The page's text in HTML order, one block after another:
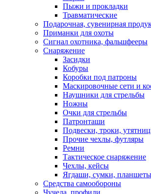
Пыжи и прокладки
Травматические
Подарочная, сувенирная
Приманки для охоты
Сигнал охотника, фальшфееры
Снаряжение
Засидки
Кобуры
Коробки под патроны
Маскировочные сети и
Наушники для стрельбы
Ножны
Очки для стрельбы
Патронташи
Подвески, троки,
Прочие чехлы, футляры
Ремни
Тактическое снаряжение
Чехлы, кейсы
Ягдаши, сумки, планшеты
Средства самообороны
Чучела, профили